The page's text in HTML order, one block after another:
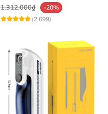
1.312.000₫
-20%
(2,699)